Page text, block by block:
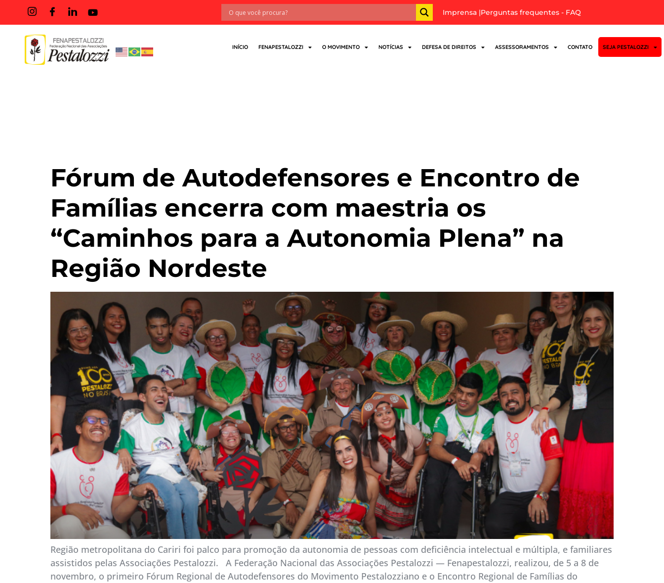
Imprensa |Perguntas frequentes - FAQ
INÍCIO FENAPESTALOZZI O MOVIMENTO NOTÍCIAS DEFESA DE DIREITOS ASSESSORAMENTOS CONTATO SEJA PESTALOZZI
Fórum de Autodefensores e Encontro de
Famílias encerra com maestria os
“Caminhos para a Autonomia Plena” na
Região Nordeste
Região metropolitana do Cariri foi palco para promoção da autonomia de pessoas com deficiência intelectual e múltipla, e familiares
assistidos pelas Associações Pestalozzi. A Federação Nacional das Associações Pestalozzi — Fenapestalozzi, realizou, de 5 a 8 de
novembro, o primeiro Fórum Regional de Autodefensores do Movimento Pestalozziano e o Encontro Regional de Famílias do